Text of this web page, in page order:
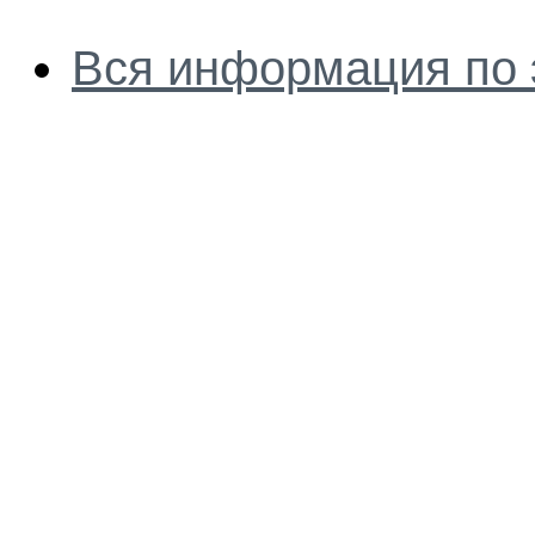
Вся информация по